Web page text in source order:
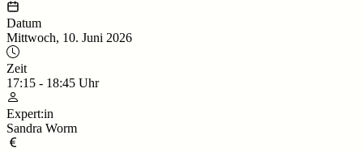
Datum
Mittwoch, 10. Juni 2026
Zeit
17:15 - 18:45 Uhr
Expert:in
Sandra Worm